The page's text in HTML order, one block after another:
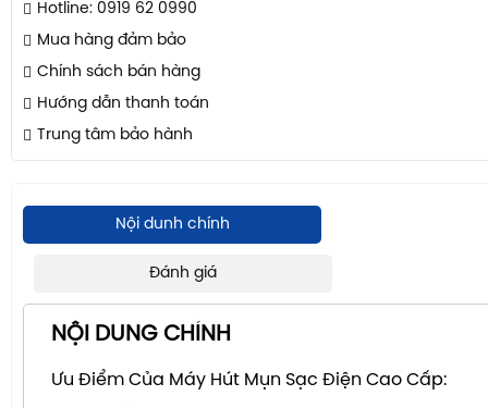
Hotline: 0919 62 0990
Mua hàng đảm bảo
Chính sách bán hàng
Hướng dẫn thanh toán
Trung tâm bảo hành
Nội dunh chính
Đánh giá
NỘI DUNG CHÍNH
Ưu Điểm Của Máy Hút Mụn Sạc Điện Cao Cấp: